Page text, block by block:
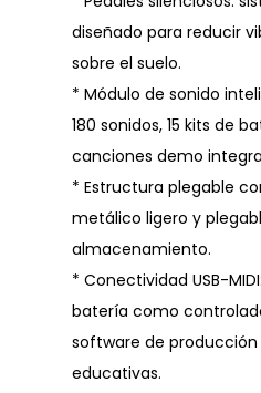
diseñado para reducir
sobre el suelo.
* Módulo de sonido
180 sonidos, 15 kits de
canciones demo
* Estructura plegable
metálico ligero y
almacenamiento.
* Conectividad USB-
batería como
software de
educativas.